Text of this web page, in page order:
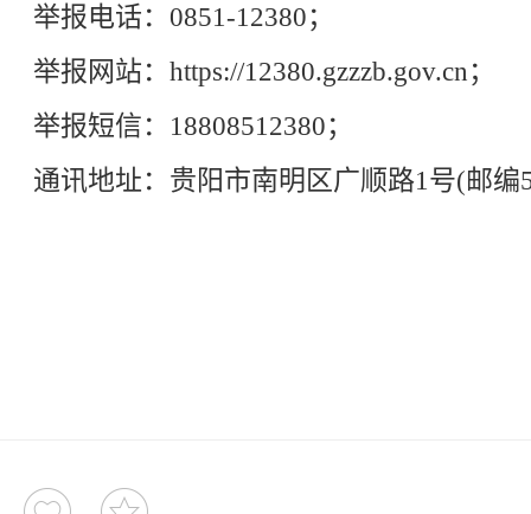
举报电话：0851-12380；
举报网站：https://12380.gzzzb.gov.cn；
举报短信：18808512380；
通讯地址：贵阳市南明区广顺路1号(邮编